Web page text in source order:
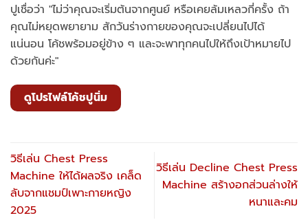
ปูเชื่อว่า "ไม่ว่าคุณจะเริ่มต้นจากศูนย์ หรือเคยล้มเหลวกี่ครั้ง ถ้า
คุณไม่หยุดพยายาม สักวันร่างกายของคุณจะเปลี่ยนไปได้
แน่นอน โค้ชพร้อมอยู่ข้าง ๆ และจะพาทุกคนไปให้ถึงเป้าหมายไป
ด้วยกันค่ะ"
ดูโปรไฟล์โค้ชปูนิ่ม
วิธีเล่น Chest Press
Machine ให้ได้ผลจริง เคล็ด
ลับจากแชมป์เพาะกายหญิง
2025
วิธีเล่น Decline Chest Press
Machine สร้างอกส่วนล่างให้
หนาและคม